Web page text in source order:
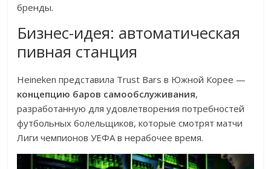
бренды.
Бизнес-идея: автоматическая
пивная станция
Heineken представила Trust Bars в Южной Корее —
концепцию баров самообслуживания,
разработанную для удовлетворения потребностей
футбольных болельщиков, которые смотрят матчи
Лиги чемпионов УЕФА в нерабочее время.